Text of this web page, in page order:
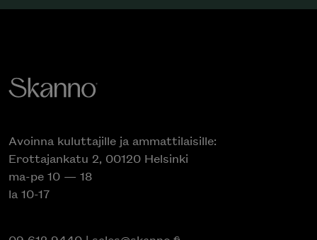
Avoinna kuluttajille ja ammattilaisille:
Erottajankatu 2, 00120 Helsinki
ma-pe 10 — 18
la 10-17